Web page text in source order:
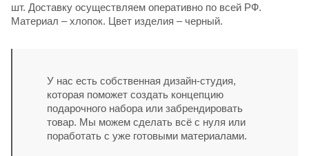
шт. Доставку осуществляем оперативно по всей РФ.
Материал – хлопок. Цвет изделия – черный.
У нас есть собственная дизайн-студия,
которая поможет создать концепцию
подарочного набора или забрендировать
товар. Мы можем сделать всё с нуля или
поработать с уже готовыми материалами.